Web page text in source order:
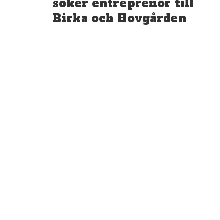
söker entreprenör till
Birka och Hovgården